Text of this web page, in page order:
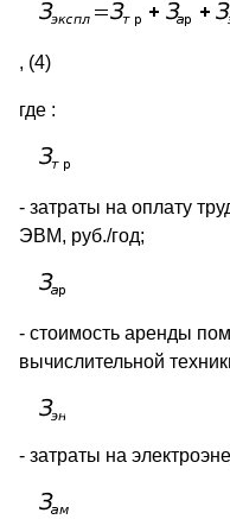
, (4)
где :
- затраты на оплату
ЭВМ, руб./год;
- стоимость аренды
вычислительной
- затраты на